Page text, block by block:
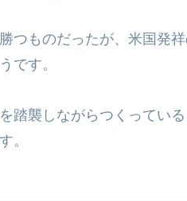
つものだったが、米国発
です。
踏襲しながらつくってい
。